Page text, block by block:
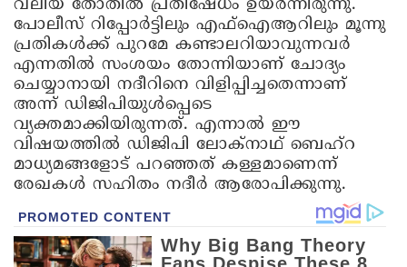
വലിയ തോതില്‍ പ്രതിഷേധം ഉയര്‍ന്നിരുന്നു.
പോലീസ് റിപ്പോര്‍ട്ടിലും എഫ്ഐആറിലും മൂന്നു
പ്രതികള്‍ക്ക് പുറമേ കണ്ടാലറിയാവുന്നവര്‍
എന്നതില്‍ സംശയം തോന്നിയാണ് ചോദ്യം
ചെയ്യാനായി നദീറിനെ വിളിപ്പിച്ചതെന്നാണ്
അന്ന് ഡിജിപിയുള്‍പ്പെടെ
വ്യക്തമാക്കിയിരുന്നത്. എന്നാല്‍ ഈ
വിഷയത്തില്‍ ഡിജിപി ലോക്നാഥ് ബെഹ്റ
മാധ്യമങ്ങളോട് പറഞ്ഞത് കള്ളമാണെന്ന്
രേഖകള്‍ സഹിതം നദീര്‍ ആരോപിക്കുന്നു.